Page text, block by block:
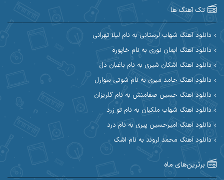
آرین صیادی
آرین مریدی
آوات بوکانی
آیت احمدنژاد
ابراهیم شمس ابوالحسن جاویدان
ابی حسینی
احسان آیینفر
احسان امیدوار
تک آهنگ ها
دانلود آهنگ شهاب لرستانی به نام لیلا تهرانی
دانلود آهنگ ایمان نوری به نام خاپوره
دانلود آهنگ اشکان شیری به نام باغبان دل
دانلود آهنگ حامد میری به نام شوتی سوارل
دانلود آهنگ حسین صفامنش به نام گلریزان
دانلود آهنگ شهاب ملکیان به نام تو زرد
دانلود آهنگ امیرحسین پیری به نام درد
دانلود آهنگ محمد لروند به نام اشک
برترین‌های ماه